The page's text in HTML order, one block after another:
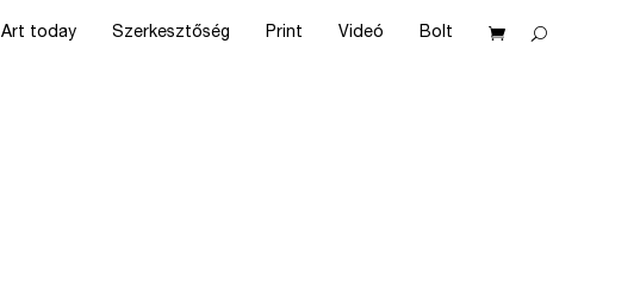
Art today Szerkesztőség Print Videó Bolt